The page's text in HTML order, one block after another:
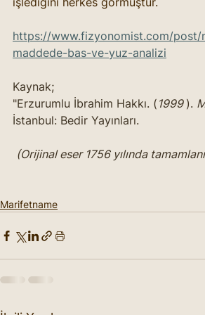
https://www.fizyonomist.com/
maddede-bas-ve-yuz-analizi
Kaynak;
"Erzurumlu İbrahim Hakkı. ( 1999 ).
İstanbul: Bedir Yayınları.
(Orijinal eser 1756 yılında
Marifetname